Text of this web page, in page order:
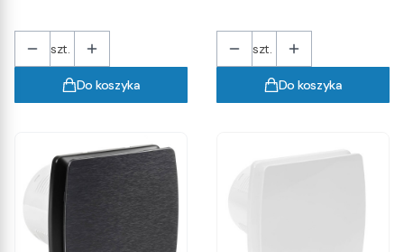
szt.
Do koszyka
szt.
Do koszyka